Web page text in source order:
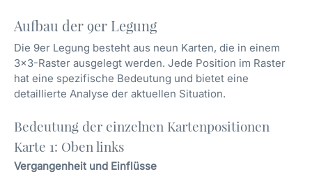
Aufbau der 9er Legung
Die 9er Legung besteht aus neun Karten, die in einem
3×3-Raster ausgelegt werden. Jede Position im Raster
hat eine spezifische Bedeutung und bietet eine
detaillierte Analyse der aktuellen Situation.
Bedeutung der einzelnen Kartenpositionen
Karte 1: Oben links
Vergangenheit und Einflüsse